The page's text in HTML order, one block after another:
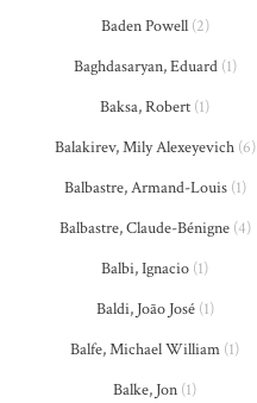
Baden Powell(2)
Baghdasaryan, Eduard(1)
Baksa, Robert (1)
Balakirev, Mily Alexeyevich(6)
Balbastre, Armand-Louis(1)
Balbastre, Claude-Bénigne(4)
Balbi, Ignacio (1)
Baldi, João José(1)
Balfe, Michael William (1)
Balke, Jon (1)